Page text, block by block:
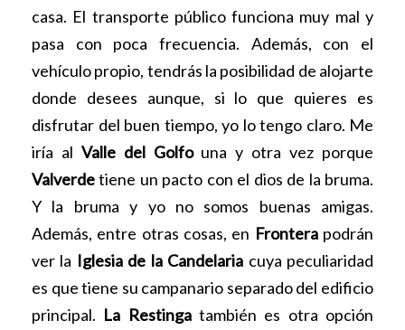
casa. El transporte público funciona muy mal y
pasa con poca frecuencia. Además, con el
vehículo propio, tendrás la posibilidad de alojarte
donde desees aunque, si lo que quieres es
disfrutar del buen tiempo, yo lo tengo claro. Me
iría al Valle del Golfouna y otra vez porque
Valverdetiene un pacto con el dios de la bruma.
Y la bruma y yo no somos buenas amigas.
Además, entre otras cosas, en Fronterapodrán
ver la Iglesia de la Candelaria cuya peculiaridad
es que tiene su campanario separado del edificio
principal. La Restingatambién es otra opción